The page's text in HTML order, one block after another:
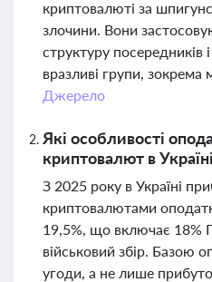
криптовалюті за
злочини. Вони
структуру посередників
вразливі групи, зокрема
Джерело
Які особливості
криптовалют в
З 2025 року в Україні
криптовалютами
19,5%, що включає
військовий збір. Базою
угоди, а не лише